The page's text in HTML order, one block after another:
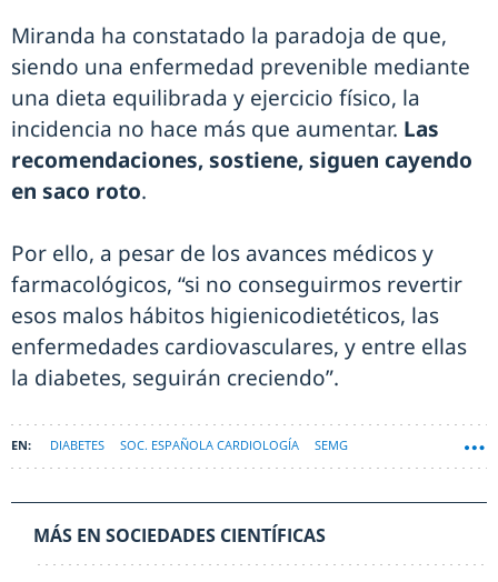
Miranda ha constatado la paradoja de que,
siendo una enfermedad prevenible mediante
una dieta equilibrada y ejercicio físico, la
incidencia no hace más que aumentar. Las
recomendaciones, sostiene, siguen cayendo
en saco roto.
Por ello, a pesar de los avances médicos y
farmacológicos, “si no conseguirmos revertir
esos malos hábitos higienicodietéticos, las
enfermedades cardiovasculares, y entre ellas
la diabetes, seguirán creciendo”.
DIABETES SOC. ESPAÑOLA CARDIOLOGÍA SEMG
MÁS EN SOCIEDADES CIENTÍFICAS